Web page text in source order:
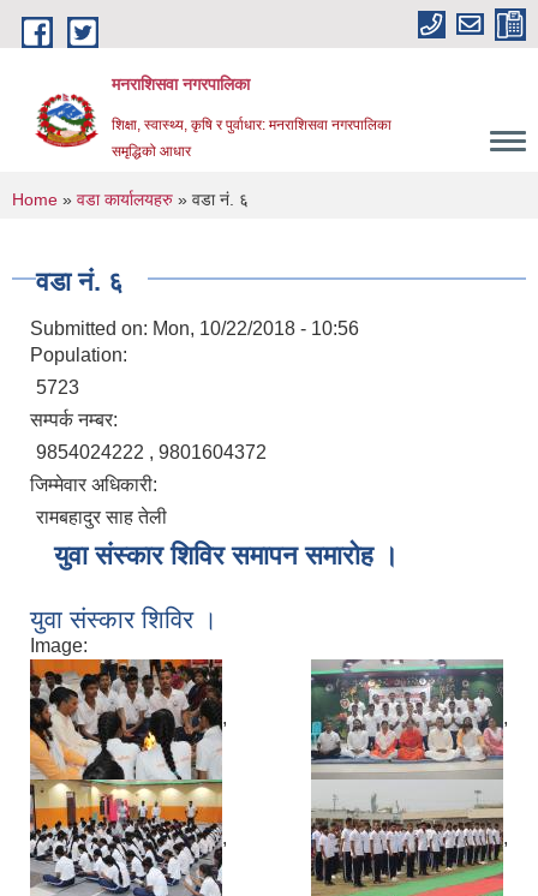
Skip to main content
मनराशिसवा नगरपालिका
शिक्षा, स्वास्थ्य, कृषि र पुर्वाधार: मनराशिसवा नगरपालिका
समृद्धिको आधार
You are here
Home » वडा कार्यालयहरु » वडा नं. ६
वडा नं. ६
Submitted on: Mon, 10/22/2018 - 10:56
Population:
5723
सम्पर्क नम्बर:
9854024222 , 9801604372
जिम्मेवार अधिकारी:
रामबहादुर साह तेली
युवा संस्कार शिविर समापन समारोह ।
युवा संस्कार शिविर ।
Image:
, ,
, ,